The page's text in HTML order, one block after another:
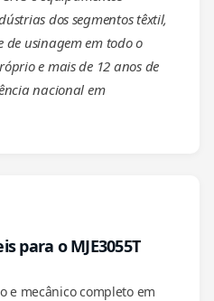
dos segmentos têxtil,
usinagem em todo o
e mais de 12 anos de
nacional em
para o MJE3055T
e mecânico completo em